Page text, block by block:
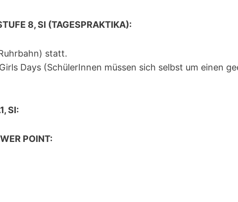
8, SI (TAGESPRAKTIKA):
statt.
Days (SchülerInnen müssen sich selbst um einen
SI:
POINT: